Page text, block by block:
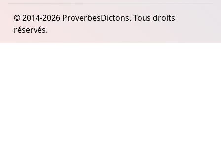
© 2014-2026 ProverbesDictons. Tous droits
réservés.